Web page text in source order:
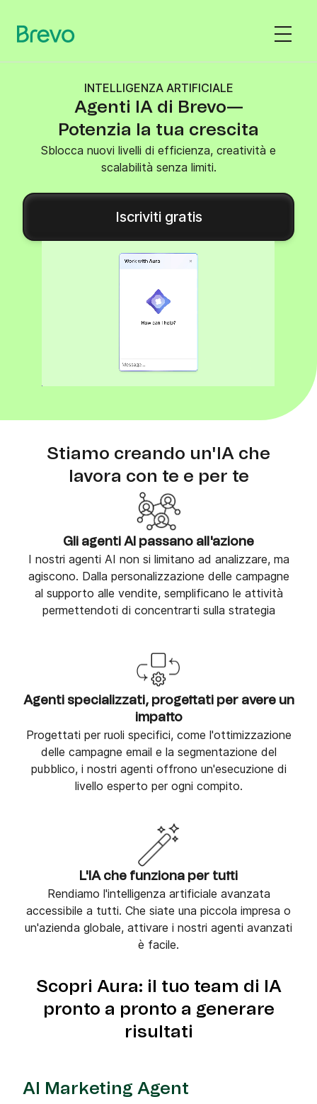
INTELLIGENZA ARTIFICIALE
Agenti IA di Brevo—
Potenzia la tua crescita
Sblocca nuovi livelli di efficienza, creatività e
scalabilità senza limiti.
Iscriviti gratis
Stiamo creando un'IA che
lavora con te e per te
Gli agenti AI passano all'azione
I nostri agenti AI non si limitano ad analizzare, ma
agiscono. Dalla personalizzazione delle campagne
al supporto alle vendite, semplificano le attività
permettendoti di concentrarti sulla strategia
Agenti specializzati, progettati per avere un
impatto
Progettati per ruoli specifici, come l'ottimizzazione
delle campagne email e la segmentazione del
pubblico, i nostri agenti offrono un'esecuzione di
livello esperto per ogni compito.
L'IA che funziona per tutti
Rendiamo l'intelligenza artificiale avanzata
accessibile a tutti. Che siate una piccola impresa o
un'azienda globale, attivare i nostri agenti avanzati
è facile.
Scopri Aura: il tuo team di IA
pronto a pronto a generare
risultati
AI Marketing Agent